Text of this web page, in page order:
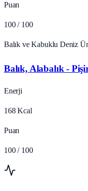
Puan
100 / 100
Balık ve Kabuklu Deniz
Balık, Alabalık -
Enerji
168 Kcal
Puan
100 / 100